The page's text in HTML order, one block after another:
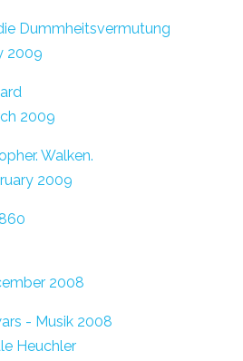
Dummheitsvermutung
2009
2009
Walken.
2009
2008
- Musik 2008
Heuchler